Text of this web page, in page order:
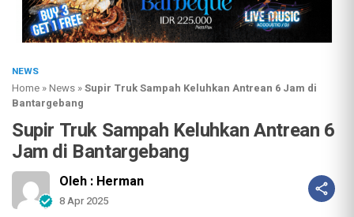
NEWS
Home »News »Supir Truk Sampah Keluhkan Antrean 6 Jam di
Bantargebang
Supir Truk Sampah Keluhkan Antrean 6
Jam di Bantargebang
Oleh : Herman
8 Apr 2025